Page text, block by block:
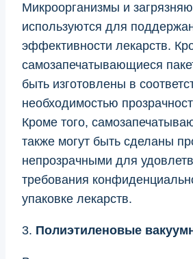
Микроорганизмы и
используются для
эффективности лекарств.
самозапечатывающиеся
быть изготовлены в
необходимостью
Кроме того,
также могут быть сделаны
непрозрачными для
требования
упаковке лекарств.
3. Полиэтиленовые